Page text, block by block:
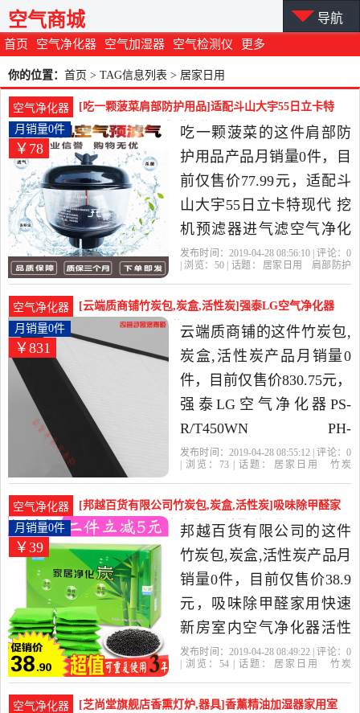
首页 空气净化器 空气加湿器 空气检测仪 更多
空气商城 导航
你的位置： 首页 > TAG信息列表 > 居家日用
空气净化器
[吃一颗菠菜肩部防护用品]适配斗山大宇55日立卡特
现代 挖机预月销量0件仅售77.99元
￥78
月销量0件
吃一颗菠菜的这件肩部防
护用品产品月销量0件，目
前仅售价77.99元，适配斗
山大宇55日立卡特现代 挖
机预滤器进气滤空气净化
器 挖掘机是2019年吃一颗
价比很高的肩部防护用
品，由广东 广州发货。
发布时间：2019-04-28 08:56:10 | 评论： 0
| 浏览： 50| 话题： 居家日用
肩部防护
空气净化器
[云端质商铺竹炭包,炭盒,活性炭]强泰LG空气净化器
PS-R/T450月销量0件仅售830.75元
￥831
月销量0件
云端质商铺的这件竹炭包,
炭盒,活性炭产品月销量0
件，目前仅售价830.75元，
强泰LG空气净化器PS-
R/T450WN PH-
U450/459WN/289WT过滤
商铺精选居家日用当中性
价比很高的竹炭包,炭盒,活
性炭，由浙江 杭州发货。
发布时间：2019-04-28 08:55:12 | 评论： 0
| 浏览： 73 | 话题： 居家日用
竹炭
空气净化器
[邦越百货有限公司竹炭包,炭盒,活性炭]吸味除甲醛家
用快速新房室内空气净化器月销量0件仅售38.9元
￥39
月销量0件
邦越百货有限公司的这件
竹炭包,炭盒,活性炭产品月
销量0件，目前仅售价38.9
元，吸味除甲醛家用快速
新房室内空气净化器活性
炭包装修房子用的急住是
精选居家日用当中性价比
发布时间：2019-04-28 08:49:22 | 评论： 0
| 浏览： 54 | 话题： 居家日用
竹炭
空气净化器
[芝尚堂旗舰店香熏灯炉,器具]香薰精油加湿器家用室